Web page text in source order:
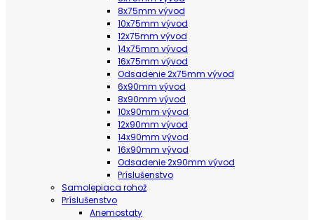
8x75mm vývod
10x75mm vývod
12x75mm vývod
14x75mm vývod
16x75mm vývod
Odsadenie 2x75mm vývod
6x90mm vývod
8x90mm vývod
10x90mm vývod
12x90mm vývod
14x90mm vývod
16x90mm vývod
Odsadenie 2x90mm vývod
Príslušenstvo
Samolepiaca rohož
Príslušenstvo
Anemostaty